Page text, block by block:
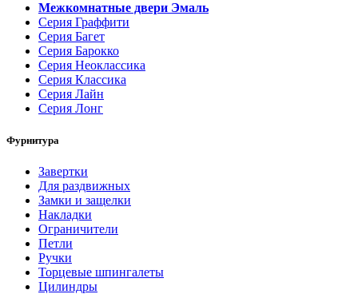
Межкомнатные двери Эмаль
Серия Граффити
Серия Багет
Серия Барокко
Серия Неоклассика
Серия Классика
Серия Лайн
Серия Лонг
Фурнитура
Завертки
Для раздвижных
Замки и защелки
Накладки
Ограничители
Петли
Ручки
Торцевые шпингалеты
Цилиндры